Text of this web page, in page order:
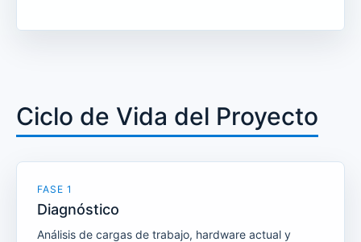
Ciclo de Vida del Proyecto
FASE 1
Diagnóstico
Análisis de cargas de trabajo, hardware actual y